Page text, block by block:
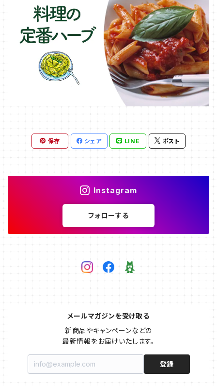
保存 シェア LINE ポスト
Instagram
フォローする
メールマガジンを受け取る
新商品やキャンペーンなどの
最新情報をお届けいたします。
登録